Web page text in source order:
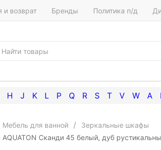
и возврат Бренды Политика п/д
H J K L P Q R S T V W А
Мебель для ванной
Зеркальные шкафы
Сканди 45 белый, дуб